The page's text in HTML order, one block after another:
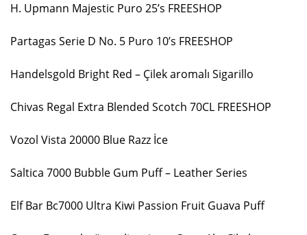
H. Upmann Majestic Puro 25’s FREESHOP
Partagas Serie D No. 5 Puro 10’s FREESHOP
Handelsgold Bright Red – Çilek aromalı Sigarillo
Chivas Regal Extra Blended Scotch 70CL FREESHOP
Vozol Vista 20000 Blue Razz İce
Saltica 7000 Bubble Gum Puff – Leather Series
Elf Bar Bc7000 Ultra Kiwi Passion Fruit Guava Puff